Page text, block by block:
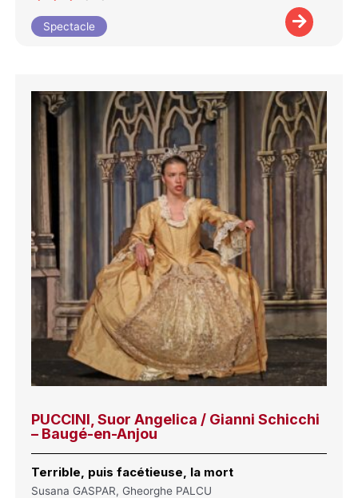
Spectacle
PUCCINI, Suor Angelica / Gianni Schicchi
– Baugé-en-Anjou
Terrible, puis facétieuse, la mort
Susana GASPAR, Gheorghe PALCU